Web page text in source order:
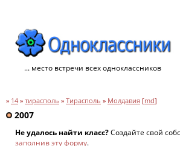
... место встречи всех одноклассников
» 14 » тирасполь » Тирасполь » Молдавия [md]
2007
Не удалось найти класс?Создайте свой
заполнив эту форму.